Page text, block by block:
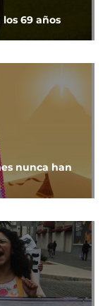
69 años
nunca han